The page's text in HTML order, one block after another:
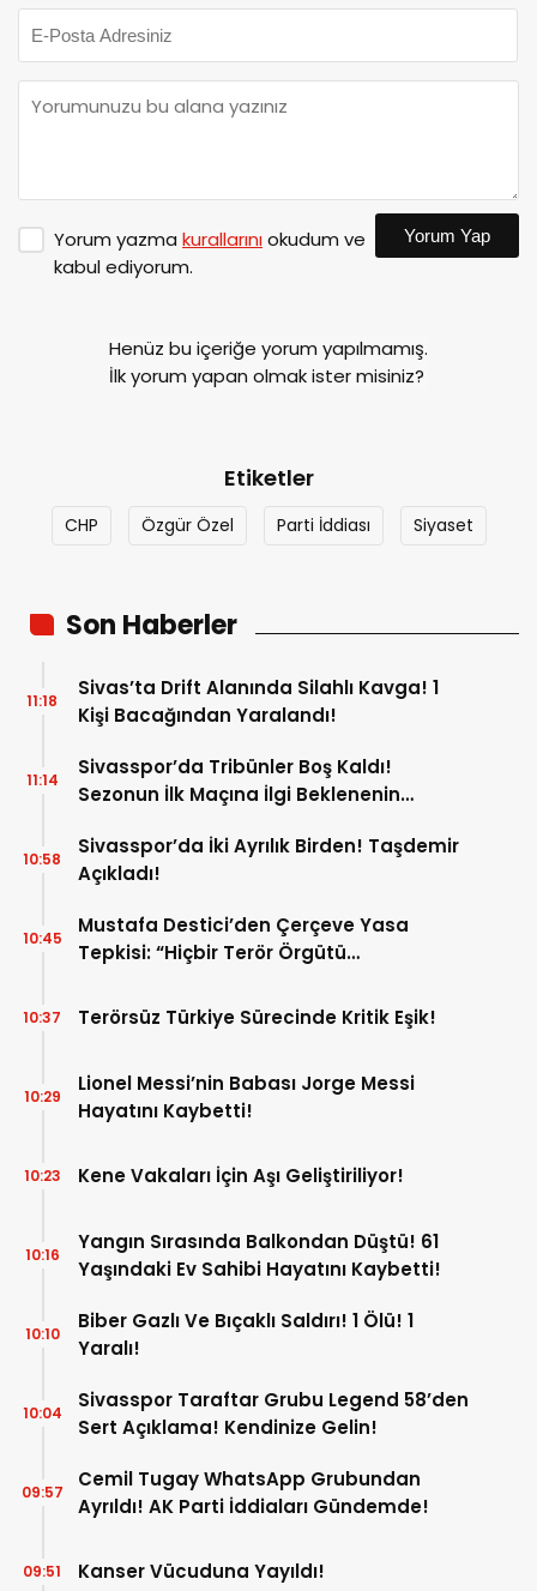
Yorum yazma kurallarınıokudum ve
kabul ediyorum.
Yorum Yap
Henüz bu içeriğe yorum yapılmamış.
İlk yorum yapan olmak ister misiniz?
Etiketler
CHP Özgür Özel Parti İddiası Siyaset
Son Haberler
Sivas’ta Drift Alanında Silahlı Kavga! 1
Kişi Bacağından Yaralandı!
11:18
Sivasspor’da Tribünler Boş Kaldı!
Sezonun İlk Maçına İlgi Beklenenin
11:14
Sivasspor’da İki Ayrılık Birden! Taşdemir
Açıkladı!
10:58
Mustafa Destici’den Çerçeve Yasa
Tepkisi: “Hiçbir Terör Örgütü
Edilemez”
10:45
Terörsüz Türkiye Sürecinde Kritik Eşik!
10:37
Lionel Messi’nin Babası Jorge Messi
Hayatını Kaybetti!
10:29
Kene Vakaları İçin Aşı Geliştiriliyor!
10:23
Yangın Sırasında Balkondan Düştü! 61
Yaşındaki Ev Sahibi Hayatını Kaybetti!
10:16
Biber Gazlı Ve Bıçaklı Saldırı! 1 Ölü! 1
Yaralı!
10:10
Sivasspor Taraftar Grubu Legend 58’den
Sert Açıklama! Kendinize Gelin!
10:04
Cemil Tugay WhatsApp Grubundan
Ayrıldı! AK Parti İddiaları Gündemde!
09:57
Kanser Vücuduna Yayıldı!
09:51